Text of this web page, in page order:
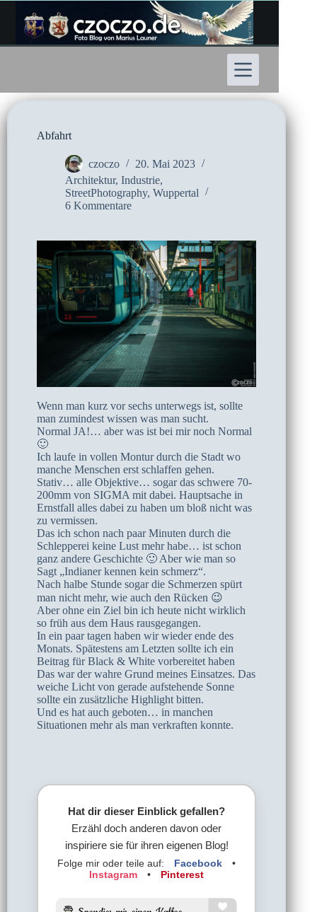
Inhalt
springen
Abfahrt
czoczo
20. Mai 2023
Architektur, Industrie,
StreetPhotography, Wuppertal
6 Kommentare
Wenn man kurz vor sechs unterwegs ist, sollte
man zumindest wissen was man sucht.
Normal JA!… aber was ist bei mir noch Normal
🙂
Ich laufe in vollen Montur durch die Stadt wo
manche Menschen erst schlaffen gehen.
Stativ… alle Objektive… sogar das schwere 70-
200mm von SIGMA mit dabei. Hauptsache in
Ernstfall alles dabei zu haben um bloß nicht was
zu vermissen.
Das ich schon nach paar Minuten durch die
Schlepperei keine Lust mehr habe… ist schon
ganz andere Geschichte 🙂 Aber wie man so
Sagt „Indianer kennen kein schmerz“.
Nach halbe Stunde sogar die Schmerzen spürt
man nicht mehr, wie auch den Rücken 😉
Aber ohne ein Ziel bin ich heute nicht wirklich
so früh aus dem Haus rausgegangen.
In ein paar tagen haben wir wieder ende des
Monats. Spätestens am Letzten sollte ich ein
Beitrag für Black & White vorbereitet haben
Das war der wahre Grund meines Einsatzes. Das
weiche Licht von gerade aufstehende Sonne
sollte ein zusätzliche High­light bitten.
Und es hat auch geboten… in manchen
Situationen mehr als man verkraften konnte.
Hat dir dieser Einblick gefallen?
Erzähl doch anderen davon oder
inspiriere sie für ihren eigenen Blog!
Folge mir oder teile auf: Facebook
•
Instagram
• Pinterest